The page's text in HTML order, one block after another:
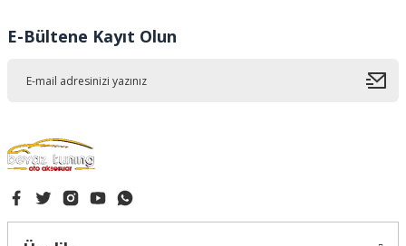
Bu ürüne benzer farklı alternatifler olmalı.
E-Bültene Kayıt Olun